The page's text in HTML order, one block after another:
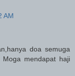
AM
doa semuga
mendapat haji